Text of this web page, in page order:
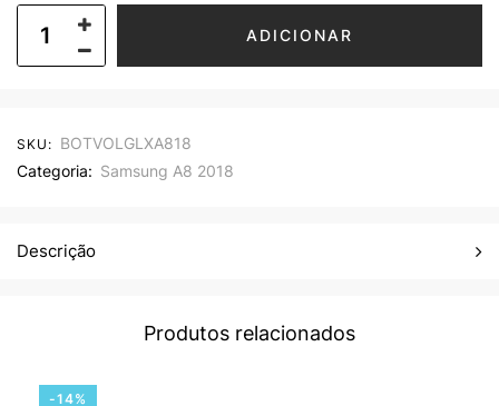
ADICIONAR
SKU: BOTVOLGLXA818
Categoria: Samsung A8 2018
Descrição
Produtos relacionados
-14%